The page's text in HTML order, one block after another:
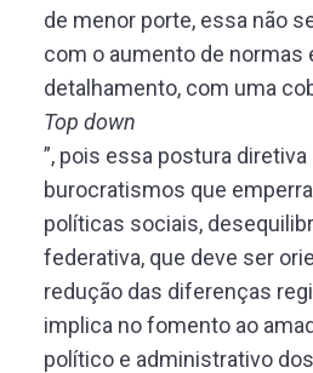
de menor porte, essa não
com o aumento de normas
detalhamento, com uma
Top down
”, pois essa postura diretiva
burocratismos que
políticas sociais,
federativa, que deve ser
redução das diferenças
implica no fomento ao
político e administrativo